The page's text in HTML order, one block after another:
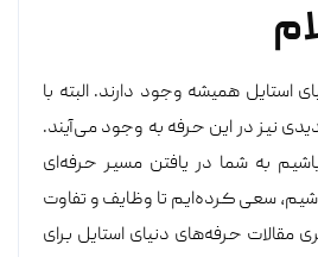
استایل همیشه وجود دارند. البته با
نیز در این حرفه به وجود می‌آ‌یند.
به شما در یافتن مسیر حرفه‌ای
سعی کرده‌ایم تا وظایف و تفاوت
مقالات حرفه‌های دنیای استایل برای